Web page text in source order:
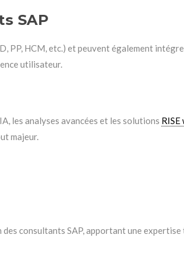
SAP
PP, HCM, etc.) et peuvent également
utilisateur.
les analyses avancées et les solutions RISE
majeur.
consultants SAP, apportant une